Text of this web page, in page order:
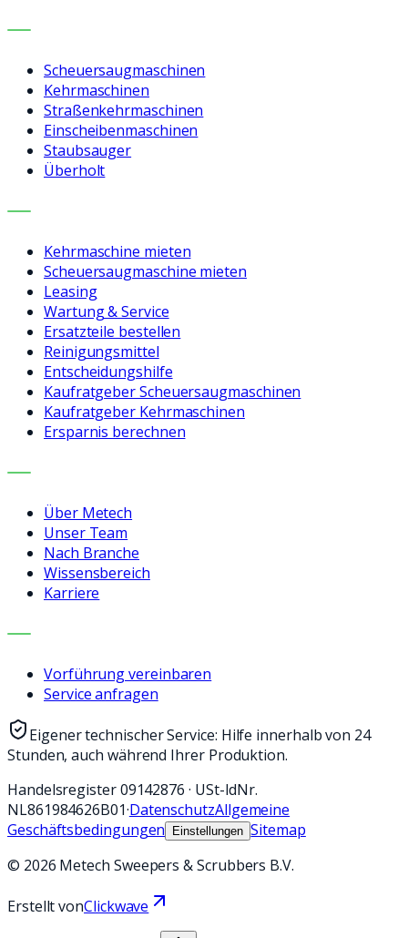
MASCHINEN
Scheuersaugmaschinen
Kehrmaschinen
Straßenkehrmaschinen
Einscheibenmaschinen
Staubsauger
Überholt
LEISTUNGEN
Kehrmaschine mieten
Scheuersaugmaschine mieten
Leasing
Wartung & Service
Ersatzteile bestellen
Reinigungsmittel
Entscheidungshilfe
Kaufratgeber Scheuersaugmaschinen
Kaufratgeber Kehrmaschinen
Ersparnis berechnen
UNTERNEHMEN
Über Metech
Unser Team
Nach Branche
Wissensbereich
Karriere
KONTAKT
Vorführung vereinbaren
Service anfragen
Eigener technischer Service: Hilfe innerhalb von 24
Stunden, auch während Ihrer Produktion.
Handelsregister09142876 · USt-IdNr.
NL861984626B01·DatenschutzAllgemeine
Geschäftsbedingungen
Einstellungen Sitemap
© 2026 Metech Sweepers & Scrubbers B.V.
Erstellt vonClickwave